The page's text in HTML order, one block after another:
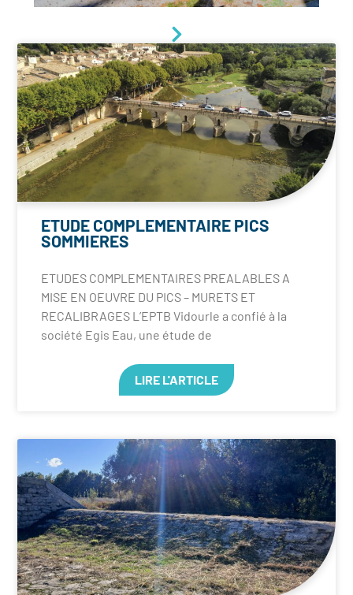
ETUDE COMPLEMENTAIRE PICS
SOMMIERES
ETUDES COMPLEMENTAIRES PREALABLES A
MISE EN OEUVRE DU PICS – MURETS ET
RECALIBRAGES L’EPTB Vidourle a confié à la
société Egis Eau, une étude de
LIRE L'ARTICLE